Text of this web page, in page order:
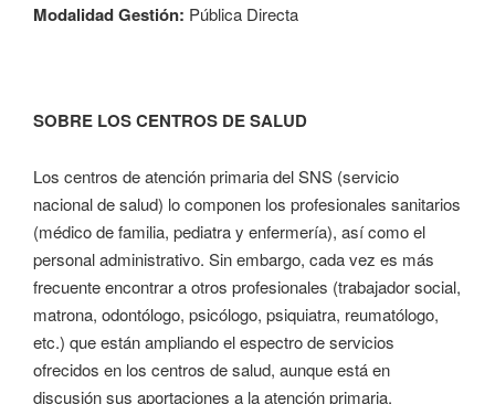
Modalidad Gestión: Pública Directa
SOBRE LOS CENTROS DE SALUD
Los centros de atención primaria del SNS (servicio
nacional de salud) lo componen los profesionales sanitarios
(médico de familia, pediatra y enfermería), así como el
personal administrativo. Sin embargo, cada vez es más
frecuente encontrar a otros profesionales (trabajador social,
matrona, odontólogo, psicólogo, psiquiatra, reumatólogo,
etc.) que están ampliando el espectro de servicios
ofrecidos en los centros de salud, aunque está en
discusión sus aportaciones a la atención primaria.